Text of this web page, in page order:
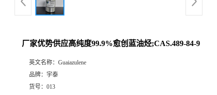
厂家优势供应高纯度99.9%愈创蓝油烃;CAS.489-84-9
英文名称： Guaiazulene
品牌： 宇泰
货号： 013